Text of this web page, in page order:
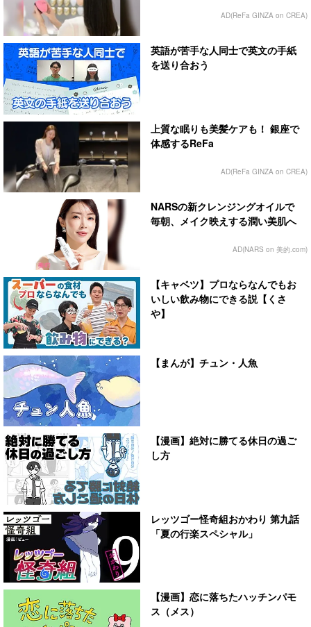
AD(ReFa GINZA on CREA)
英語が苦手な人同士で英文の手紙
を送り合おう
上質な眠りも美髪ケアも！ 銀座で
体感するReFa
AD(ReFa GINZA on CREA)
NARSの新クレンジングオイルで
毎朝、メイク映えする潤い美肌へ
AD(NARS on 美的.com)
【キャベツ】プロならなんでもお
いしい飲み物にできる説【くさ
や】
【まんが】チュン・人魚
【漫画】絶対に勝てる休日の過ご
し方
レッツゴー怪奇組おかわり 第九話
「夏の行楽スペシャル」
【漫画】恋に落ちたハッチンパモ
ス（メス）